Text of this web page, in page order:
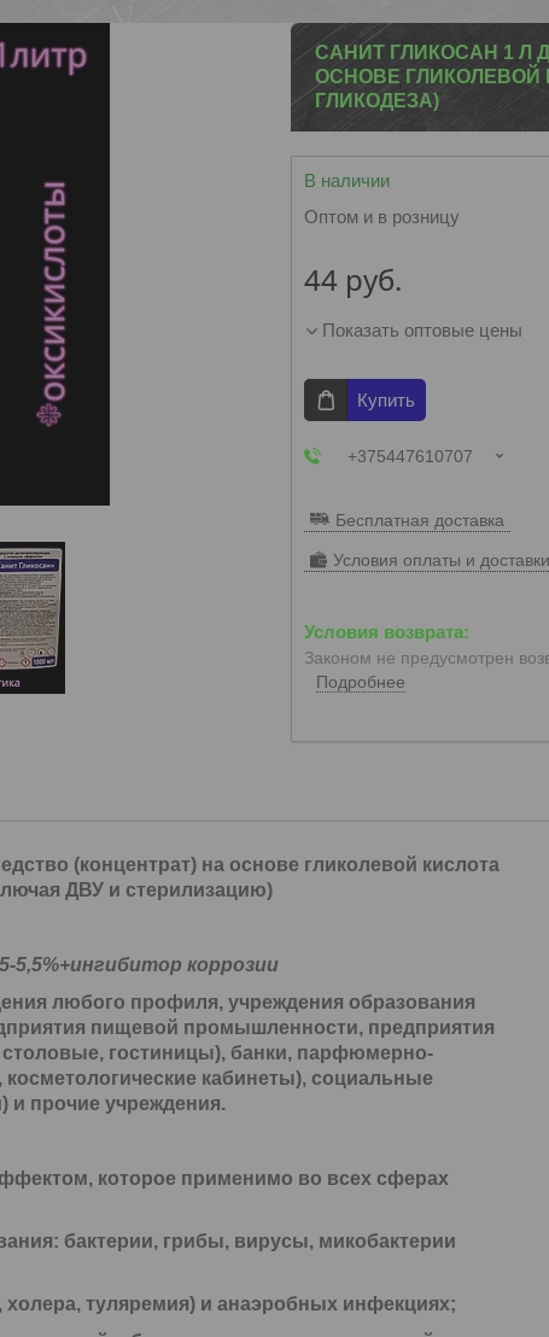
САНИТ ГЛИКОСАН 1
ОСНОВЕ
ГЛИКОДЕЗА)
В наличии
Оптом и в розницу
44 руб.
Показать оптовые цены
Купить
+375447610707
Бесплатная доставка
Условия оплаты и доставки
Законом не предусмотрен
Подробнее
(концентрат) на основе гликолевой кислота
ДВУ и стерилизацию)
5,5%+ингибитор коррозии
любого профиля, учреждения образования
пищевой промышленности, предприятия
гостиницы), банки, парфюмерно-
кабинеты), социальные
и прочие учреждения.
которое применимо во всех сферах
бактерии, грибы, вирусы, микобактерии
туляремия) и анаэробных инфекциях;